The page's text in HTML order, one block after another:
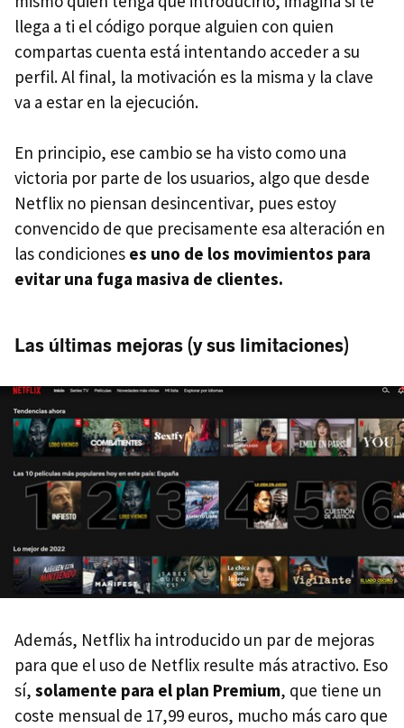
llega a ti el código porque alguien con quien
compartas cuenta está intentando acceder a su
perfil. Al final, la motivación es la misma y la clave
va a estar en la ejecución.
En principio, ese cambio se ha visto como una
victoria por parte de los usuarios, algo que desde
Netflix no piensan desincentivar, pues estoy
convencido de que precisamente esa alteración en
las condiciones es uno de los movimientos para
evitar una fuga masiva de clientes.
Las últimas mejoras (y sus limitaciones)
Además, Netflix ha introducido un par de mejoras
para que el uso de Netflix resulte más atractivo. Eso
sí, solamente para el plan Premium, que tiene un
coste mensual de 17,99 euros, mucho más caro que